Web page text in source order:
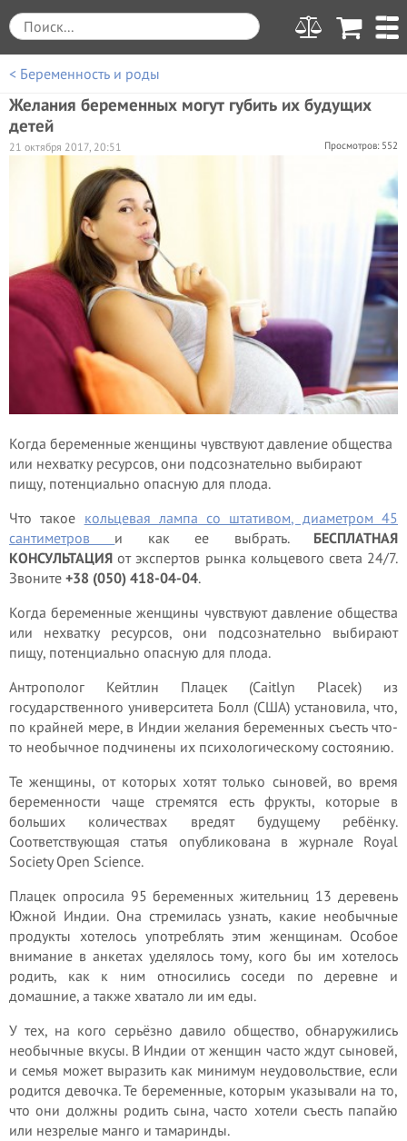
< Беременность и роды
Желания беременных могут губить их будущих
детей
Просмотров: 552
21 октября 2017, 20:51
Когда беременные женщины чувствуют давление общества
или нехватку ресурсов, они подсознательно выбирают
пищу, потенциально опасную для плода.
Что такое кольцевая лампа со штативом, диаметром 45
сантиметров и как ее выбрать. БЕСПЛАТНАЯ
КОНСУЛЬТАЦИЯ от экспертов рынка кольцевого света 24/7.
Звоните +38 (050) 418-04-04.
Когда беременные женщины чувствуют давление общества
или нехватку ресурсов, они подсознательно выбирают
пищу, потенциально опасную для плода.
Антрополог Кейтлин Плацек (Caitlyn Placek) из
государственного университета Болл (США) установила, что,
по крайней мере, в Индии желания беременных съесть что-
то необычное подчинены их психологическому состоянию.
Те женщины, от которых хотят только сыновей, во время
беременности чаще стремятся есть фрукты, которые в
больших количествах вредят будущему ребёнку.
Соответствующая статья опубликована в журнале Royal
Society Open Science.
Плацек опросила 95 беременных жительниц 13 деревень
Южной Индии. Она стремилась узнать, какие необычные
продукты хотелось употреблять этим женщинам. Особое
внимание в анкетах уделялось тому, кого бы им хотелось
родить, как к ним относились соседи по деревне и
домашние, а также хватало ли им еды.
У тех, на кого серьёзно давило общество, обнаружились
необычные вкусы. В Индии от женщин часто ждут сыновей,
и семья может выразить как минимум неудовольствие, если
родится девочка. Те беременные, которым указывали на то,
что они должны родить сына, часто хотели съесть папайю
или незрелые манго и тамаринды.